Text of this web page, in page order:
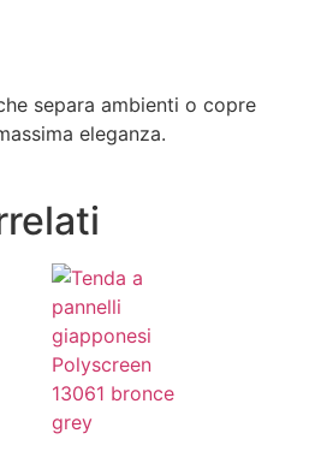
separa ambienti o copre
eleganza.